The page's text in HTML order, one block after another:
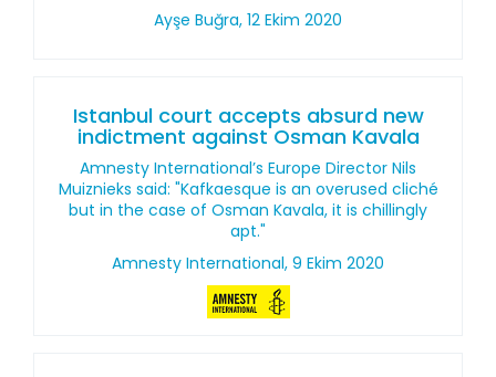
Ayşe Buğra, 12 Ekim 2020
Istanbul court accepts absurd new
indictment against Osman Kavala
Amnesty International’s Europe Director Nils
Muiznieks said: "Kafkaesque is an overused cliché
but in the case of Osman Kavala, it is chillingly
apt."
Amnesty International, 9 Ekim 2020